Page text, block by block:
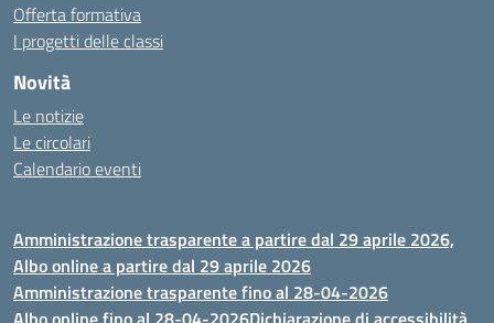
Offerta formativa
I progetti delle classi
Novità
Le notizie
Le circolari
Calendario eventi
Amministrazione trasparente a partire dal 29 aprile 2026,
Albo online a partire dal 29 aprile 2026
Amministrazione trasparente fino al 28-04-2026